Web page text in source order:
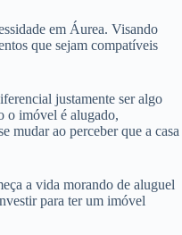
em Áurea. Visando
que sejam compatíveis
justamente ser algo
o imóvel é alugado,
mudar ao perceber que a casa
a vida morando de aluguel
para ter um imóvel